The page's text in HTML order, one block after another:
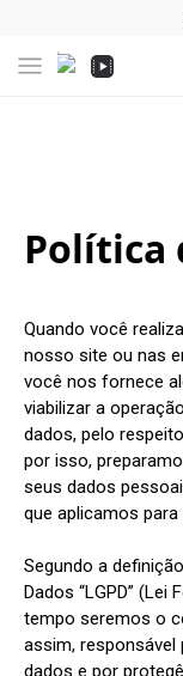
Política
Quando você
nosso site ou nas
você nos fornece
viabilizar a
dados, pelo
por isso,
seus dados
Segundo a
Dados “LGPD” (Lei
tempo seremos o
assim,
dados e por